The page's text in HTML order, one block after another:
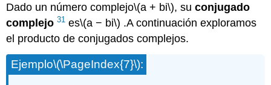
Dado un número complejo\(a + bi\), suconjugado
complejo 31 es\(a − bi\) .A continuación exploramos
el producto de conjugados complejos.
Ejemplo\(\PageIndex{7}\):